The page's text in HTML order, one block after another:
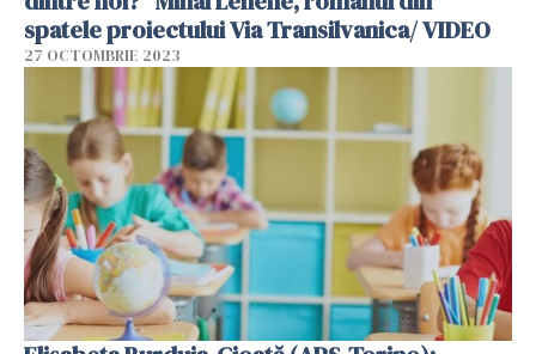
spatele proiectului Via Transilvanica/ VIDEO
27 OCTOMBRIE 2023